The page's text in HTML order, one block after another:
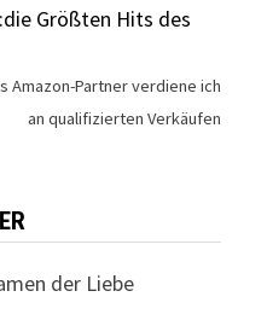
Größten Hits des
Amazon-Partner verdiene ich
an qualifizierten Verkäufen
der Liebe